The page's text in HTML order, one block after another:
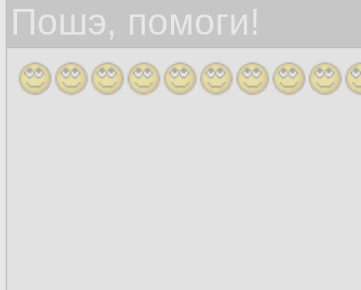
Пошэ, помоги!